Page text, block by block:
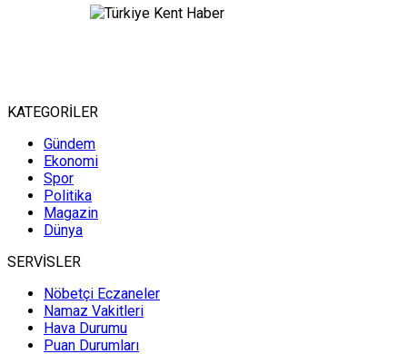
KATEGORİLER
Gündem
Ekonomi
Spor
Politika
Magazin
Dünya
SERVİSLER
Nöbetçi Eczaneler
Namaz Vakitleri
Hava Durumu
Puan Durumları